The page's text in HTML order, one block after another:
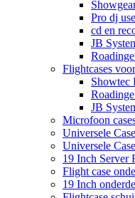
Pro dj
cd en
JB
Flightcases
Showtec
JB
Microfoon
Universele
Universele
19 Inch Server
Flight case
19 Inch